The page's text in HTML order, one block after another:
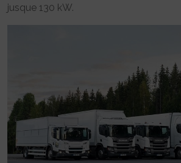
jusque 130 kW.